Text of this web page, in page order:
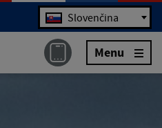
Jazyk Slovenčina
Menu